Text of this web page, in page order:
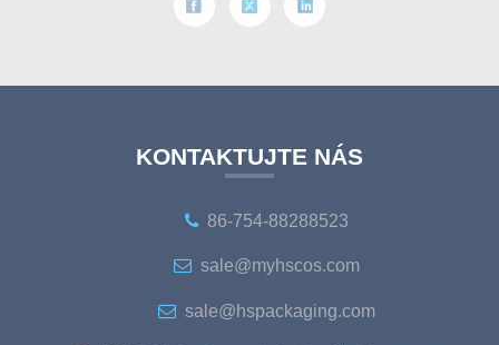
KONTAKTUJTE NÁS
86-754-88288523
sale@myhscos.com
sale@hspackaging.com